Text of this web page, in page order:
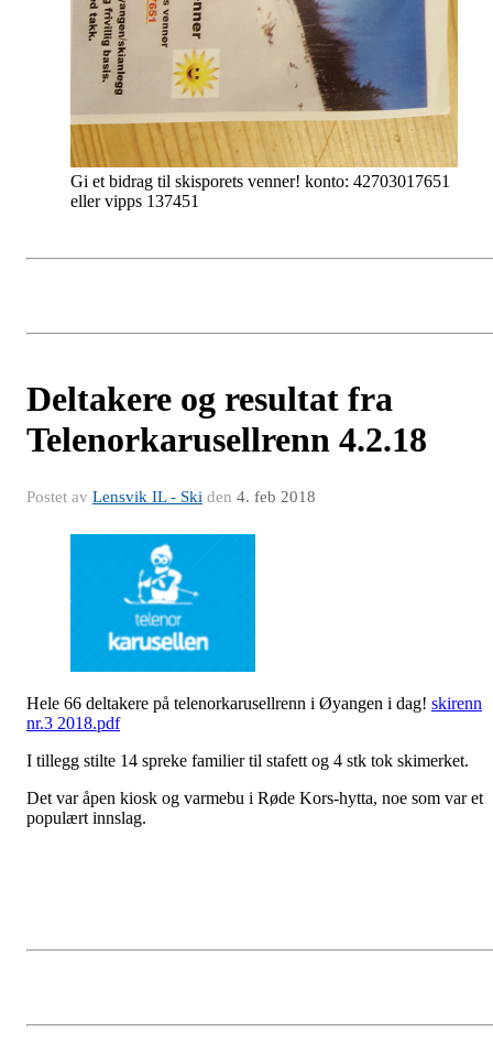
Gi et bidrag til skisporets venner! konto: 42703017651
eller vipps 137451
Deltakere og resultat fra
Telenorkarusellrenn 4.2.18
Postet av Lensvik IL - Ski den 4. feb 2018
Hele 66 deltakere på telenorkarusellrenn i Øyangen i dag! skirenn
nr.3 2018.pdf
I tillegg stilte 14 spreke familier til stafett og 4 stk tok skimerket.
Det var åpen kiosk og varmebu i Røde Kors-hytta, noe som var et
populært innslag.